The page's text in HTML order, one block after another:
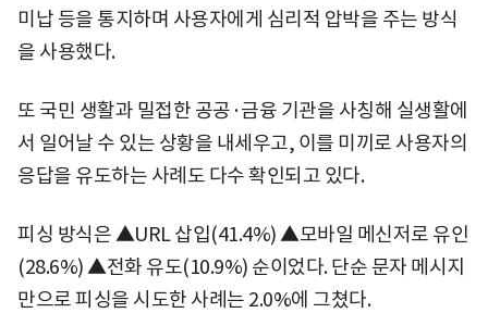
미납 등을 통지하며 사용자에게 심리적 압박을 주는 방식
을 사용했다.
또 국민 생활과 밀접한 공공·금융 기관을 사칭해 실생활에
서 일어날 수 있는 상황을 내세우고, 이를 미끼로 사용자의
응답을 유도하는 사례도 다수 확인되고 있다.
피싱 방식은 ▲URL 삽입(41.4%) ▲모바일 메신저로 유인
(28.6%) ▲전화 유도(10.9%) 순이었다. 단순 문자 메시지
만으로 피싱을 시도한 사례는 2.0%에 그쳤다.